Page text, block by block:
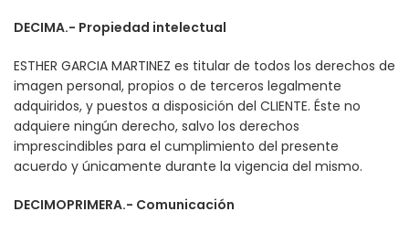
DECIMA.- Propiedad intelectual
ESTHER GARCIA MARTINEZ es titular de todos los derechos de
imagen personal, propios o de terceros legalmente
adquiridos, y puestos a disposición del CLIENTE. Éste no
adquiere ningún derecho, salvo los derechos
imprescindibles para el cumplimiento del presente
acuerdo y únicamente durante la vigencia del mismo.
DECIMOPRIMERA.- Comunicación